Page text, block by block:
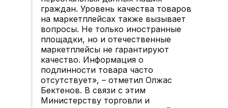
граждан. Уровень качества товаров
на маркетплейсах также вызывает
вопросы. Не только иностранные
площадки, но и отечественные
маркетплейсы не гарантируют
качество. Информация о
подлинности товара часто
отсутствует», – отметил Олжас
Бектенов. В связи с этим
Министерству торговли и